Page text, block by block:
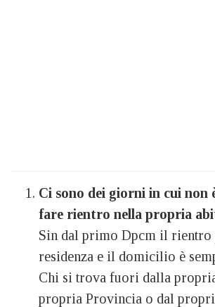
Ci sono dei giorni in cui non
fare rientro nella propria
Sin dal primo Dpcm il rientro
residenza e il domicilio è
Chi si trova fuori dalla
propria Provincia o dal